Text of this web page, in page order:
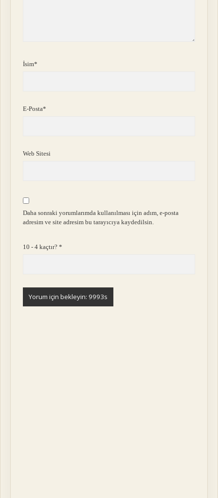
İsim*
E-Posta*
Web Sitesi
Daha sonraki yorumlarımda kullanılması için adım, e-posta
adresim ve site adresim bu tarayıcıya kaydedilsin.
10 - 4 kaçtır?*